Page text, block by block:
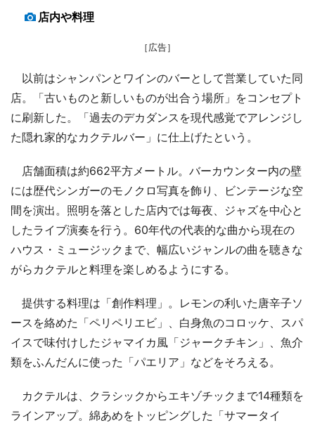
店内や料理
［広告］
以前はシャンパンとワインのバーとして営業していた同
店。「古いものと新しいものが出合う場所」をコンセプト
に刷新した。「過去のデカダンスを現代感覚でアレンジし
た隠れ家的なカクテルバー」に仕上げたという。
店舗面積は約662平方メートル。バーカウンター内の壁
には歴代シンガーのモノクロ写真を飾り、ビンテージな空
間を演出。照明を落とした店内では毎夜、ジャズを中心と
したライブ演奏を行う。60年代の代表的な曲から現在の
ハウス・ミュージックまで、幅広いジャンルの曲を聴きな
がらカクテルと料理を楽しめるようにする。
提供する料理は「創作料理」。レモンの利いた唐辛子ソ
ースを絡めた「ペリペリエビ」、白身魚のコロッケ、スパ
イスで味付けしたジャマイカ風「ジャークチキン」、魚介
類をふんだんに使った「パエリア」などをそろえる。
カクテルは、クラシックからエキゾチックまで14種類を
ラインアップ。綿あめをトッピングした「サマータイ